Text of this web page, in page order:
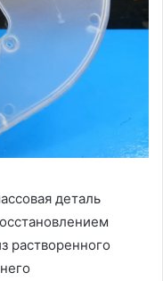
деталь
растворенного